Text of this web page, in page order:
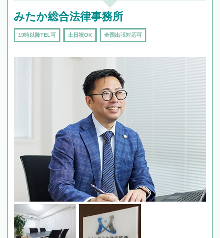
みたか総合法律事務所
19時以降TEL可 土日祝OK 全国出張対応可